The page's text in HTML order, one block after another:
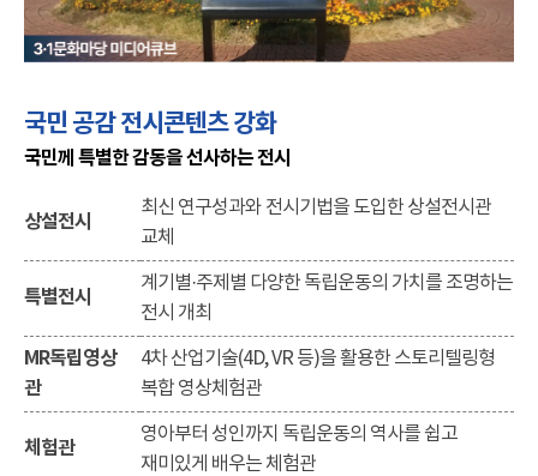
국민 공감 전시콘텐츠 강화
국민께 특별한 감동을 선사하는 전시
상설전시
최신 연구성과와 전시기법을 도입한 상설전시관
교체
특별전시
계기별·주제별 다양한 독립운동의 가치를 조명하는
전시 개최
MR독립영상
관
4차 산업기술(4D, VR 등)을 활용한 스토리텔링형
복합 영상체험관
체험관
영아부터 성인까지 독립운동의 역사를 쉽고
재미있게 배우는 체험관